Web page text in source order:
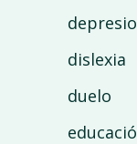
dislexia
duelo